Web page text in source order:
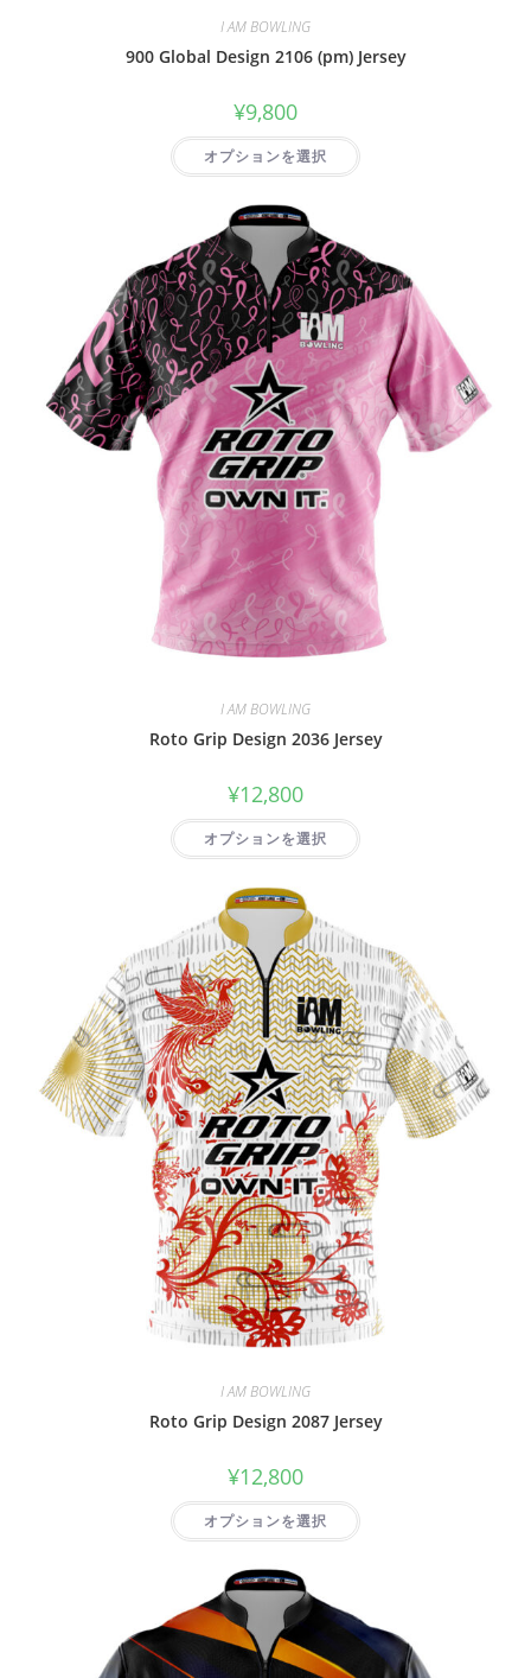
I AM BOWLING
900 Global Design 2106 (pm) Jersey
¥9,800
オプションを選択
I AM BOWLING
Roto Grip Design 2036 Jersey
¥12,800
オプションを選択
I AM BOWLING
Roto Grip Design 2087 Jersey
¥12,800
オプションを選択